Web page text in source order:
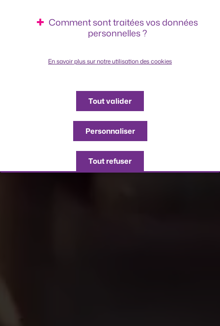
Comment sont traitées vos données
personnelles ?
En savoir plus sur notre utilisation des cookies
Tout valider
Personnaliser
Tout refuser